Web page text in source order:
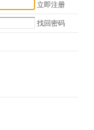
立即注册
找回密码